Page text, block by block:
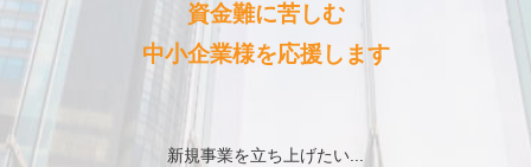
資金難に苦しむ
中小企業様を応援します
新規事業を立ち上げたい...